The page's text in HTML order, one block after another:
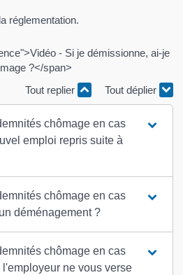
réglementation.
- Si je démissionne, ai-je
?</span>
Tout replier
Tout déplier
chômage en cas
emploi repris suite à
chômage en cas
déménagement ?
chômage en cas
ne vous verse